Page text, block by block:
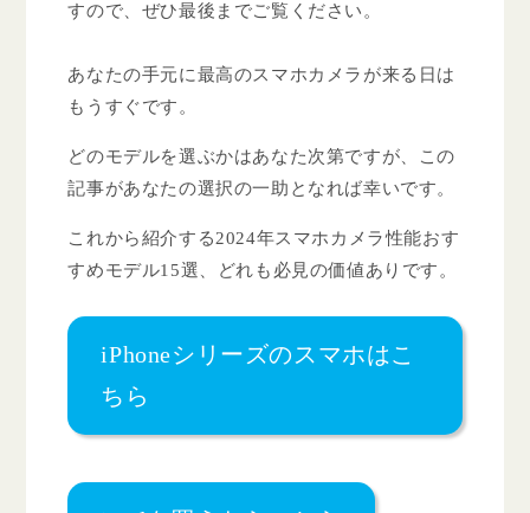
すので、ぜひ最後までご覧ください。
あなたの手元に最高のスマホカメラが来る日は
もうすぐです。
どのモデルを選ぶかはあなた次第ですが、この
記事があなたの選択の一助となれば幸いです。
これから紹介する2024年スマホカメラ性能おす
すめモデル15選、どれも必見の価値ありです。
iPhoneシリーズのスマホはこ
ちら